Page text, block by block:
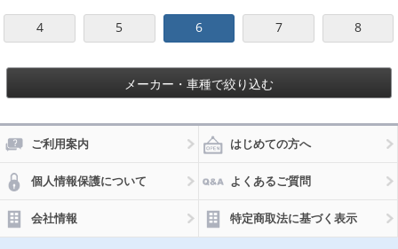
4 5 6 7 8
メーカー・車種で絞り込む
ご利用案内 はじめての方へ
個人情報保護について よくあるご質問
会社情報 特定商取法に基づく表示